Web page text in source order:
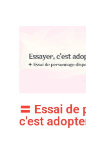
〓 Essai de
c'est